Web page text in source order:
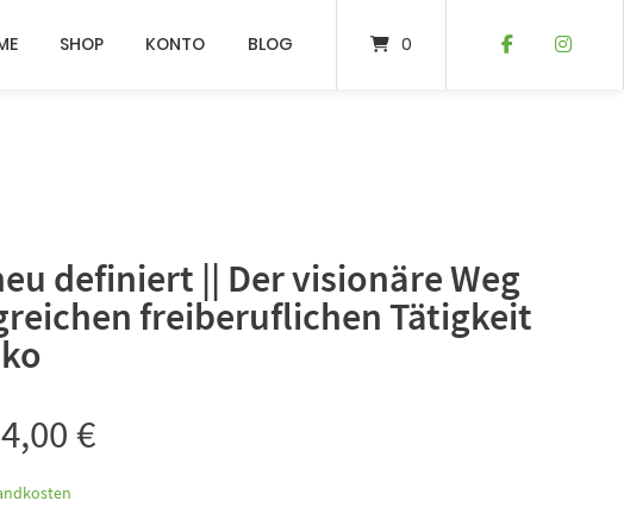
SHOP KONTO BLOG 0
definiert || Der visionäre Weg
freiberuflichen Tätigkeit
€